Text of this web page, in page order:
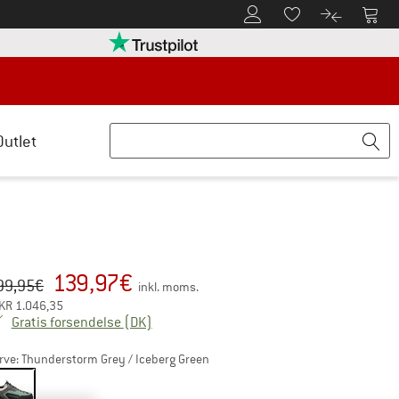
Til kundekontoenTil huskesedlen.
Til Til
her Åbnes i en infoboks Vi er Trustpilot-certificeret -
pris :
€ 139,97€ inkl. moms.
KR 1.046,35
Gratis forsendelse (DK)
Thunderstorm Grey / Iceberg Green